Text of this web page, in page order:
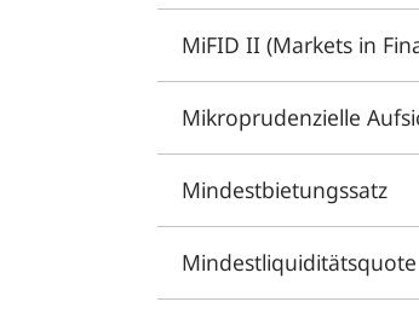
MiFID II (Markets in
Mikroprudenzielle
Mindestbietungssatz
Mindestliquiditätsquote